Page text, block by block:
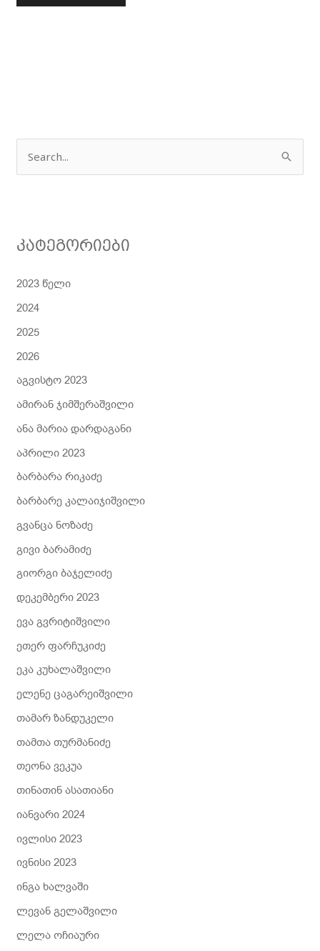
ა
კატეგორიები
2023 წელი
2024
2025
2026
აგვისტო 2023
ამირან ჯიმშერაშვილი
ანა მარია დარდაგანი
აპრილი 2023
ბარბარა რიკაძე
ბარბარე კალაიჯიშვილი
გვანცა ნოზაძე
გივი ბარამიძე
გიორგი ბაჯელიძე
დეკემბერი 2023
ევა გვრიტიშვილი
ეთერ ფარჩუკიძე
ეკა კუხალაშვილი
ელენე ცაგარეიშვილი
თამარ ზანდუკელი
თამთა თურმანიძე
თეონა ვეკუა
თინათინ ასათიანი
იანვარი 2024
ივლისი 2023
ივნისი 2023
ინგა ხალვაში
ლევან გელაშვილი
ლელა ოჩიაური